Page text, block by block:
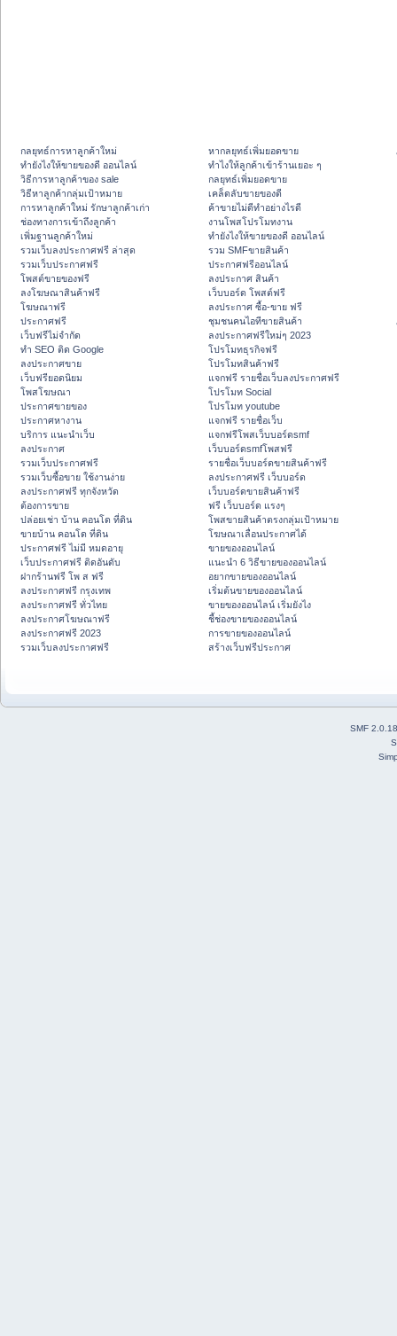
กลยุทธ์การหาลูกค้าใหม่
ทํายังไงให้ขายของดี ออนไลน์
วิธีการหาลูกค้าของ sale
วิธีหาลูกค้ากลุ่มเป้าหมาย
การหาลูกค้าใหม่ รักษาลูกค้าเก่า
ช่องทางการเข้าถึงลูกค้า
เพิ่มฐานลูกค้าใหม่
รวมเว็บลงประกาศฟรี ล่าสุด
รวมเว็บประกาศฟรี
โพสต์ขายของฟรี
ลงโฆษณาสินค้าฟรี
โฆษณาฟรี
ประกาศฟรี
เว็บฟรีไม่จำกัด
ทำ SEO ติด Google
ลงประกาศขาย
เว็บฟรียอดนิยม
โพสโฆษณา
ประกาศขายของ
ประกาศหางาน
บริการ แนะนำเว็บ
ลงประกาศ
รวมเว็บประกาศฟรี
รวมเว็บซื้อขาย ใช้งานง่าย
ลงประกาศฟรี ทุกจังหวัด
ต้องการขาย
ปล่อยเช่า บ้าน คอนโด ที่ดิน
ขายบ้าน คอนโด ที่ดิน
ประกาศฟรี ไม่มี หมดอายุ
เว็บประกาศฟรี ติดอันดับ
ฝากร้านฟรี โพ ส ฟรี
ลงประกาศฟรี กรุงเทพ
ลงประกาศฟรี ทั่วไทย
ลงประกาศโฆษณาฟรี
ลงประกาศฟรี 2023
รวมเว็บลงประกาศฟรี
หากลยุทธ์เพิ่มยอดขาย
ทําไงให้ลูกค้าเข้าร้านเยอะ ๆ
กลยุทธ์เพิ่มยอดขาย
เคล็ดลับขายของดี
ค้าขายไม่ดีทำอย่างไรดี
งานโพสโปรโมทงาน
ทํายังไงให้ขายของดี ออนไลน์
รวม SMFขายสินค้า
ประกาศฟรีออนไลน์
ลงประกาศ สินค้า
เว็บบอร์ด โพสต์ฟรี
ลงประกาศ ซื้อ-ขาย ฟรี
ชุมชนคนไอทีขายสินค้า
ลงประกาศฟรีใหม่ๆ 2023
โปรโมทธุรกิจฟรี
โปรโมทสินค้าฟรี
แจกฟรี รายชื่อเว็บลงประกาศฟรี
โปรโมท Social
โปรโมท youtube
แจกฟรี รายชื่อเว็บ
แจกฟรีโพสเว็บบอร์ดsmf
เว็บบอร์ดsmfโพสฟรี
รายชื่อเว็บบอร์ดขายสินค้าฟรี
ลงประกาศฟรี เว็บบอร์ด
เว็บบอร์ดขายสินค้าฟรี
ฟรี เว็บบอร์ด แรงๆ
โพสขายสินค้าตรงกลุ่มเป้าหมาย
โฆษณาเลื่อนประกาศได้
ขายของออนไลน์
แนะนำ 6 วิธีขายของออนไลน์
อยากขายของออนไลน์
เริ่มต้นขายของออนไลน์
ขายของออนไลน์ เริ่มยังไง
ชี้ช่องขายของออนไลน์
การขายของออนไลน์
สร้างเว็บฟรีประกาศ
SMF 2.0.18